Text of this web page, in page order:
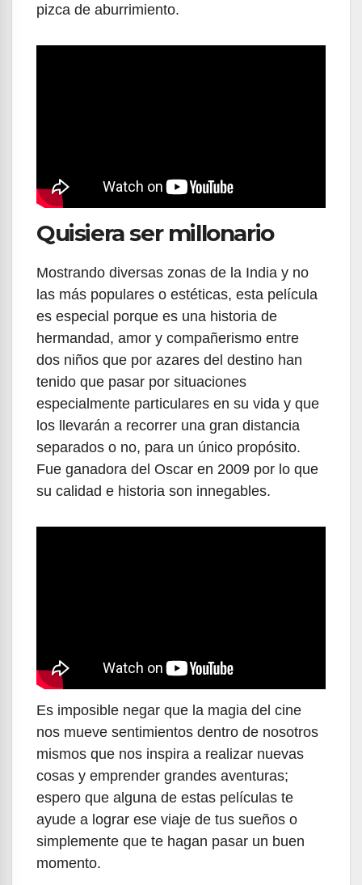
pizca de aburrimiento.
Quisiera ser millonario
Mostrando diversas zonas de la India y no
las más populares o estéticas, esta película
es especial porque es una historia de
hermandad, amor y compañerismo entre
dos niños que por azares del destino han
tenido que pasar por situaciones
especialmente particulares en su vida y que
los llevarán a recorrer una gran distancia
separados o no, para un único propósito.
Fue ganadora del Oscar en 2009 por lo que
su calidad e historia son innegables.
Es imposible negar que la magia del cine
nos mueve sentimientos dentro de nosotros
mismos que nos inspira a realizar nuevas
cosas y emprender grandes aventuras;
espero que alguna de estas películas te
ayude a lograr ese viaje de tus sueños o
simplemente que te hagan pasar un buen
momento.